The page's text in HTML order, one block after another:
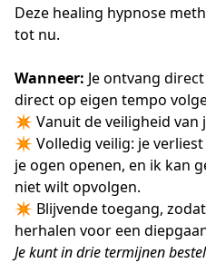
Deze healing hypnose
tot nu.
Wanneer: Je ontvang
direct op eigen tempo
✴️ Vanuit de veiligheid van
✴️ Volledig veilig: je
je ogen openen, en ik kan
niet wilt opvolgen.
✴️ Blijvende toegang,
herhalen voor een
Je kunt in drie termijnen